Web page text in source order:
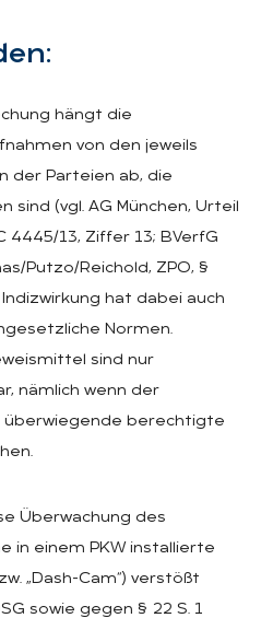
hängt die
von den jeweils
der Parteien ab, die
sind (vgl. AG München, Urteil
4445/13, Ziffer 13; BVerfG
Putzo/Reichold, ZPO, §
hat dabei auch
Normen.
sind nur
nämlich wenn der
berechtigte
Überwachung des
in einem PKW installierte
„Dash-Cam“) verstößt
sowie gegen § 22 S. 1